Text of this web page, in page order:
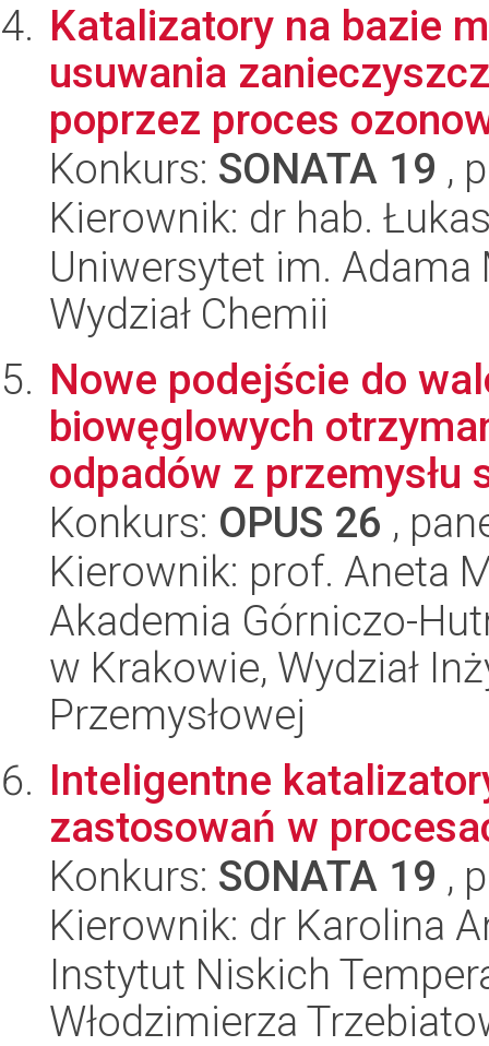
Katalizatory na bazie
usuwania
poprzez proces
Konkurs: SONATA 19 ,
Kierownik: dr hab.
Uniwersytet im.
Wydział Chemii
Nowe podejście do
biowęglowych
odpadów z przemysłu
Konkurs: OPUS 26 ,
Kierownik: prof. Aneta
Akademia Górniczo-
w Krakowie, Wydział
Przemysłowej
Inteligentne
zastosowań w
Konkurs: SONATA 19 ,
Kierownik: dr Karolina
Instytut Niskich
Włodzimierza